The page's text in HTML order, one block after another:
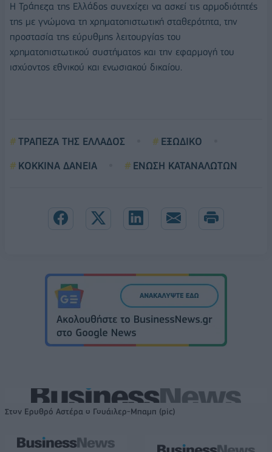
Η Τράπεζα της Ελλάδος συνεχίζει να ασκεί τις αρμοδιότητές
της με γνώμονα τη χρηματοπιστωτική σταθερότητα, την
προστασία της εύρυθμης λειτουργίας του
χρηματοπιστωτικού συστήματος και την εφαρμογή του
ισχύοντος εθνικού και ενωσιακού δικαίου.
ΤΡΑΠΕΖΑ ΤΗΣ ΕΛΛΑΔOΣ
ΕΞΩΔΙΚΟ
ΚΟΚΚΙΝΑ ΔΑΝΕΙΑ
ΕΝΩΣΗ ΚΑΤΑΝΑΛΩΤΩΝ
Στον Ερυθρό Αστέρα ο Γουάιλερ-Μπαμπ (pic)